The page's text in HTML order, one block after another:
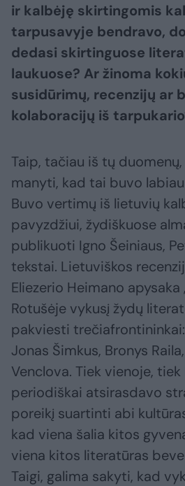
ir kalbėję skirtingomis
tarpusavyje bendravo,
dedasi skirtinguose
laukuose? Ar žinoma
susidūrimų, recenzijų ar
kolaboracijų iš
Taip, tačiau iš tų
manyti, kad tai buvo
Buvo vertimų iš lietuvių
pavyzdžiui, žydiškuose
publikuoti Igno Šeiniaus,
tekstai. Lietuviškos
Eliezerio Heimano apysaka
Rotušėje vykusį žydų
pakviesti
Jonas Šimkus, Bronys
Venclova. Tiek vienoje,
periodiškai atsirasdavo
poreikį suartinti abi
kad viena šalia kitos
viena kitos literatūras
Taigi, galima sakyti, kad